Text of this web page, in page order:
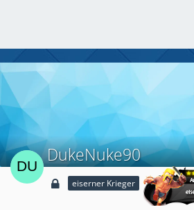
DukeNuke90
eiserner Krieger